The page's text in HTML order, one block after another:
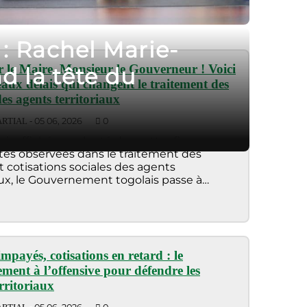
Rachel Marie-
la tête du
le Maire, Monsieur le Gouverneur ! Voici
délais qui changent le traitement des
agents territoriaux
- 05 06, 2026 0
affiché sa volonté de mettre fin aux
observées dans le traitement des
cotisations sociales des agents
le Gouvernement togolais passe à
cotisations en retard : le
à l’offensive pour défendre les